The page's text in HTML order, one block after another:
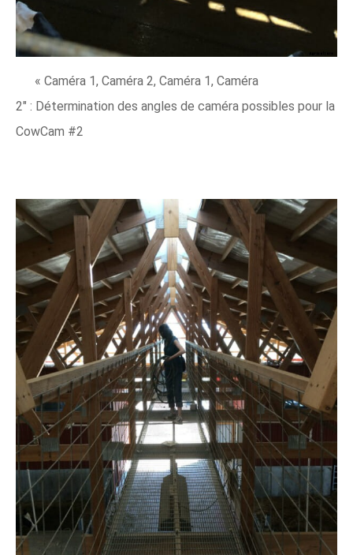
« Caméra 1, Caméra 2, Caméra 1, Caméra
2" : Détermination des angles de caméra possibles pour la
CowCam #2